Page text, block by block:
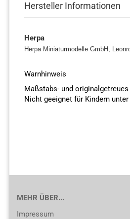
Hersteller Informationen
Herpa
Herpa Miniaturmodelle GmbH,
Warnhinweis
Maßstabs- und
Nicht geeignet für Kindern unter
MEHR ÜBER...
Impressum